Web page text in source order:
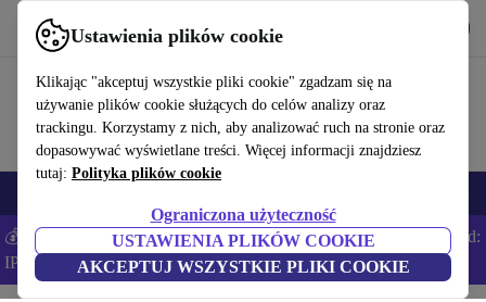
Ustawienia plików cookie
Klikając "akceptuj wszystkie pliki cookie" zgadzam się na
używanie plików cookie służących do celów analizy oraz
trackingu. Korzystamy z nich, aby analizować ruch na stronie oraz
dopasowywać wyświetlane treści. Więcej informacji znajdziesz
tutaj: Polityka plików cookie
Ograniczona użyteczność
USTAWIENIA PLIKÓW COOKIE
AKCEPTUJ WSZYSTKIE PLIKI COOKIE
Korzystaj z refurbed szybko i łatwo
💰Zaoszczędź DODATKOWE 5% na wszystkich iPhone’ach – Kod:
IPHONEDEAL –Regulamin